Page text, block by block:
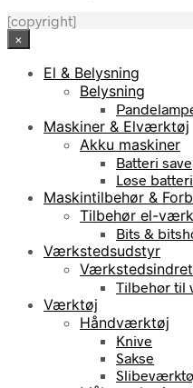
[copyright]
×
El & Belysning
Belysning
Maskiner & Elværktøj
Akku maskiner
Batteri save
Løse
Maskintilbehør &
Tilbehør el-
Bits &
Værkstedsudstyr
Tilbehør til
Værktøj
Håndværktøj
Knive
Sakse